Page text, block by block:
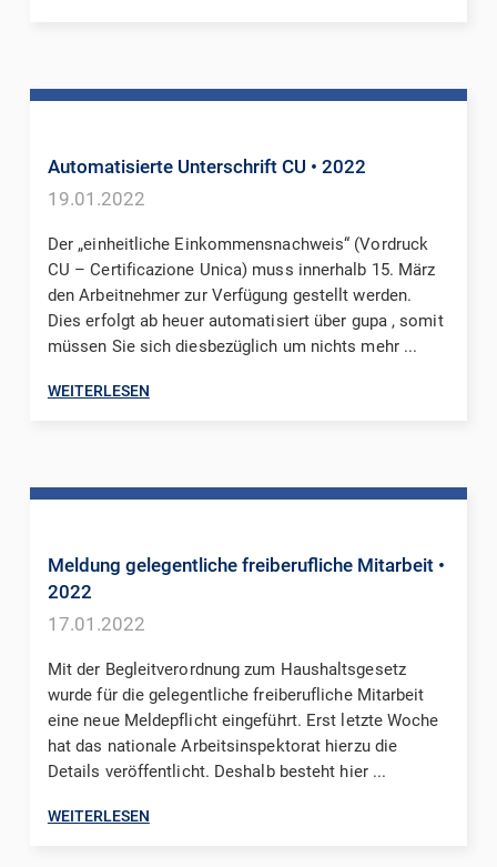
Automatisierte Unterschrift CU • 2022
19.01.2022
Der „einheitliche Einkommensnachweis“ (Vordruck
CU – Certificazione Unica) muss innerhalb 15. März
den Arbeitnehmer zur Verfügung gestellt werden.
Dies erfolgt ab heuer automatisiert über gupa , somit
müssen Sie sich diesbezüglich um nichts mehr ...
WEITERLESEN
Meldung gelegentliche freiberufliche Mitarbeit •
2022
17.01.2022
Mit der Begleitverordnung zum Haushaltsgesetz
wurde für die gelegentliche freiberufliche Mitarbeit
eine neue Meldepflicht eingeführt. Erst letzte Woche
hat das nationale Arbeitsinspektorat hierzu die
Details veröffentlicht. Deshalb besteht hier ...
WEITERLESEN